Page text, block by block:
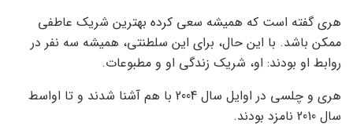
هری گفته است که همیشه سعی کرده بهترین شریک عاطفی
ممکن باشد. با این حال، برای این سلطنتی، همیشه سه نفر در
روابط او بودند: او، شریک زندگی او و مطبوعات.
هری و چلسی در اوایل سال 2004 با هم آشنا شدند و تا اواسط
سال 2010 نامزد بودند.